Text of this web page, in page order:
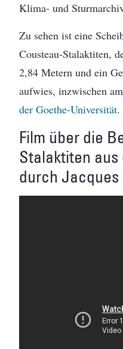
Klima- und
Zu sehen ist eine
Cousteau-Stalaktiten,
2,84 Metern und ein
aufwies, inzwischen
der Goethe-Universität.
Film über die
Stalaktiten aus
durch Jacques